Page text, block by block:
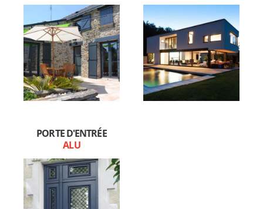
PORTE D'ENTRÉE
ALU